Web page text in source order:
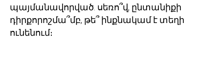
պայմանավորված. սեռո՞վ, ընտանիքի
դիրքորոշմա՞մբ, թե՞ ինքնակամ է տեղի
ունենում։